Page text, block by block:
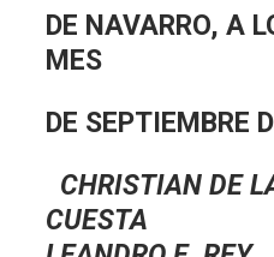
DE NAVARRO, A
MES
DE SEPTIEMBRE
CHRISTIAN DE